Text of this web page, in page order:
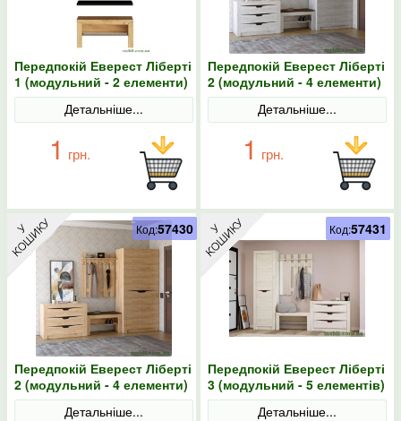
Передпокій Еверест Ліберті
1 (модульний - 2 елементи)
дуб крафт золотий
Детальніше...
1 грн.
Передпокій Еверест Ліберті
2 (модульний - 4 елементи)
дуб крафт білий
Детальніше...
1 грн.
Передпокій Еверест Ліберті
2 (модульний - 4 елементи)
дуб крафт золотий
Детальніше...
Код:57430
Передпокій Еверест Ліберті
3 (модульний - 5 елементів)
лівий фасад дуб крафт
Детальніше...
Код:57431